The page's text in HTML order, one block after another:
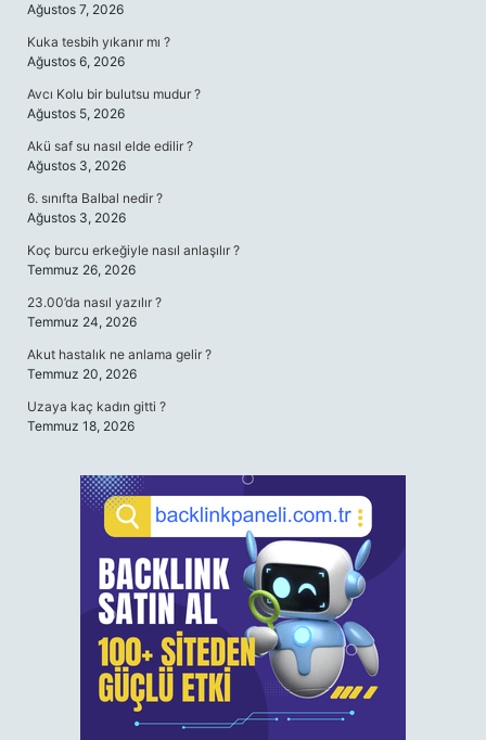
Ağustos 7, 2026
Kuka tesbih yıkanır mı ?
Ağustos 6, 2026
Avcı Kolu bir bulutsu mudur ?
Ağustos 5, 2026
Akü saf su nasıl elde edilir ?
Ağustos 3, 2026
6. sınıfta Balbal nedir ?
Ağustos 3, 2026
Koç burcu erkeğiyle nasıl anlaşılır ?
Temmuz 26, 2026
23.00’da nasıl yazılır ?
Temmuz 24, 2026
Akut hastalık ne anlama gelir ?
Temmuz 20, 2026
Uzaya kaç kadın gitti ?
Temmuz 18, 2026